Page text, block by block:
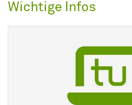
Wichtige Infos